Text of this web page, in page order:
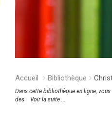
Accueil Bibliothèque
Dans cette bibliothèque en ligne,
des
Voir la suite ...